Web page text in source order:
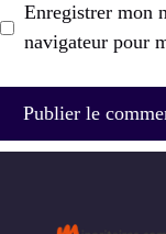
Enregistrer mon
navigateur pour